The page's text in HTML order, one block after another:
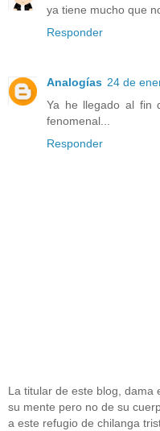
ya tiene mucho que
Responder
Analogías 24 de
Ya he llegado al fin
fenomenal...
Responder
La titular de este blog, dama
su mente pero no de su
a este refugio de chilanga